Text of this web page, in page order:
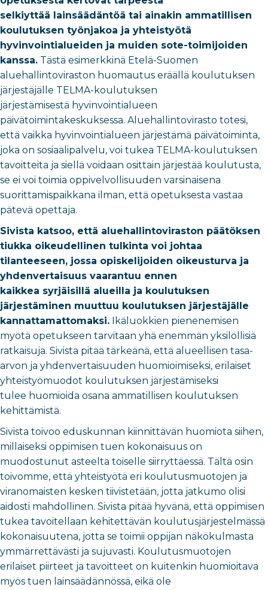
selkiyttää lainsäädäntöä tai ainakin ammatillisen
koulutuksen työnjakoa ja yhteistyötä
hyvinvointialueiden ja muiden sote-toimijoiden
kanssa. Tästä esimerkkinä Etelä-Suomen
aluehallintoviraston huomautus eräällä koulutuksen
järjestäjälle TELMA-koulutuksen
järjestämisestä hyvinvointialueen
päivätoimintakeskuksessa. Aluehallintovirasto totesi,
että vaikka hyvinvointialueen järjestämä päivätoiminta,
joka on sosiaalipalvelu, voi tukea TELMA-koulutuksen
tavoitteita ja siellä voidaan osittain järjestää koulutusta,
se ei voi toimia oppivelvollisuuden varsinaisena
suorittamispaikkana ilman, että opetuksesta vastaa
pätevä opettaja.
Sivista katsoo, että aluehallintoviraston päätöksen
tiukka oikeudellinen tulkinta voi johtaa
tilanteeseen, jossa opiskelijoiden oikeusturva ja
yhdenvertaisuus vaarantuu ennen
kaikkea syrjäisillä alueilla ja koulutuksen
järjestäminen muuttuu koulutuksen järjestäjälle
kannattamattomaksi. Ikäluokkien pienenemisen
myötä opetukseen tarvitaan yhä enemmän yksilöllisiä
ratkaisuja. Sivista pitää tärkeänä, että alueellisen tasa-
arvon ja yhdenvertaisuuden huomioimiseksi, erilaiset
yhteistyömuodot koulutuksen järjestämiseksi
tulee huomioida osana ammatillisen koulutuksen
kehittämistä.
Sivista toivoo eduskunnan kiinnittävän huomiota siihen,
millaiseksi oppimisen tuen kokonaisuus on
muodostunut asteelta toiselle siirryttäessä. Tältä osin
toivomme, että yhteistyötä eri koulutusmuotojen ja
viranomaisten kesken tiivistetään, jotta jatkumo olisi
aidosti mahdollinen. Sivista pitää hyvänä, että oppimisen
tukea tavoitellaan kehitettävän koulutusjärjestelmässä
kokonaisuutena, jotta se toimii oppijan näkökulmasta
ymmärrettävästi ja sujuvasti. Koulutusmuotojen
erilaiset piirteet ja tavoitteet on kuitenkin huomioitava
myös tuen lainsäädännössä, eikä ole